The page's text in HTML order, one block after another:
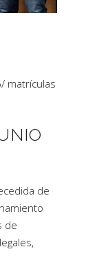
/ matrículas
de
de